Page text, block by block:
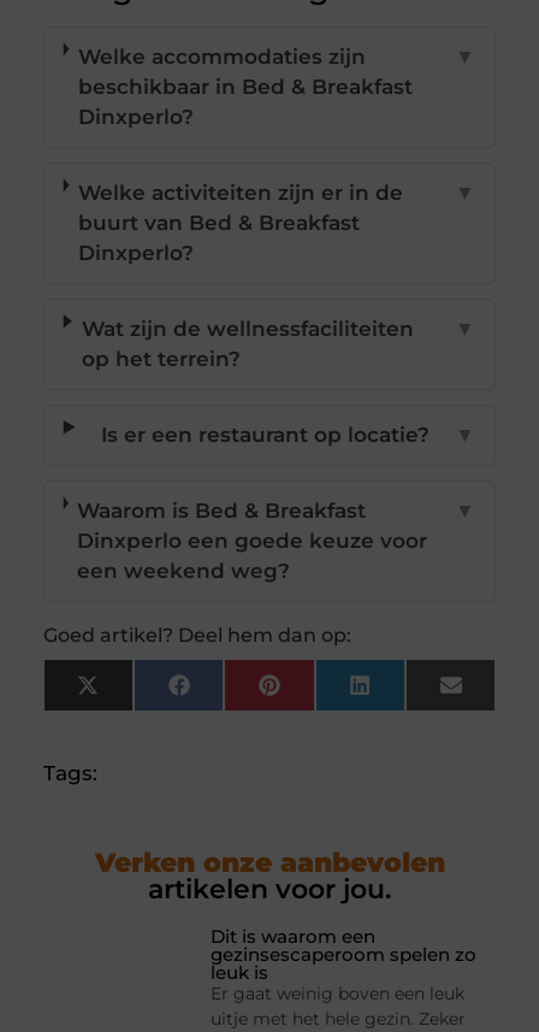
Welke accommodaties zijn
beschikbaar in Bed & Breakfast
Dinxperlo?
▼
Welke activiteiten zijn er in de
buurt van Bed & Breakfast
Dinxperlo?
▼
Wat zijn de wellnessfaciliteiten
op het terrein?
▼
Is er een restaurant op locatie? ▼
Waarom is Bed & Breakfast
Dinxperlo een goede keuze voor
een weekend weg?
▼
Goed artikel? Deel hem dan op:
X
(Twitter)
FacebookPinterestLinkedInEmail
Tags:
Verken onze aanbevolen
artikelen voor jou.
Dit is waarom een
gezinsescaperoom spelen zo
leuk is
Er gaat weinig boven een leuk
uitje met het hele gezin. Zeker